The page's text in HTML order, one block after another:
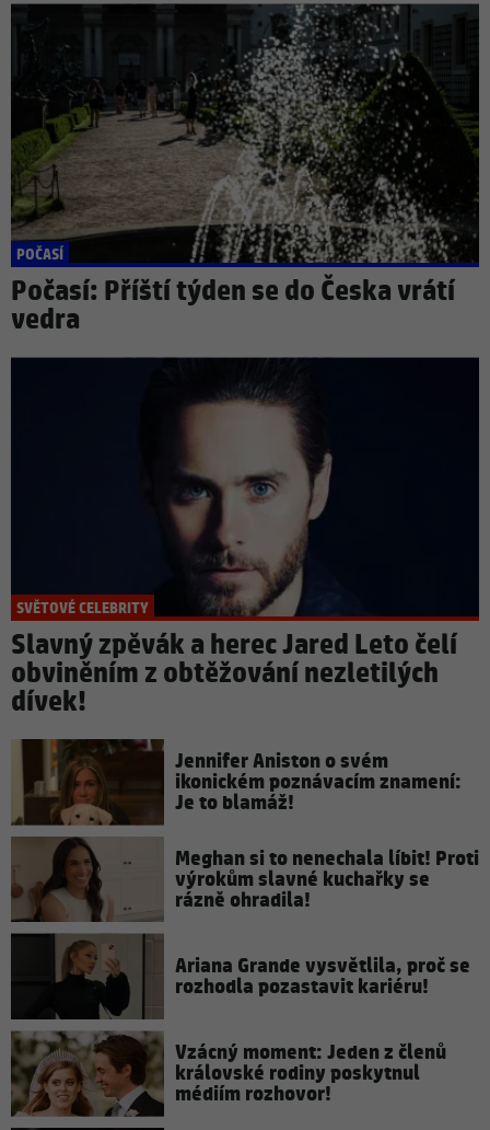
POČASÍ
Počasí: Příští týden se do Česka vrátí
vedra
SVĚTOVÉ CELEBRITY
Slavný zpěvák a herec Jared Leto čelí
obviněním z obtěžování nezletilých
dívek!
Jennifer Aniston o svém
ikonickém poznávacím znamení:
Je to blamáž!
Meghan si to nenechala líbit! Proti
výrokům slavné kuchařky se
rázně ohradila!
Ariana Grande vysvětlila, proč se
rozhodla pozastavit kariéru!
Vzácný moment: Jeden z členů
královské rodiny poskytnul
médiím rozhovor!